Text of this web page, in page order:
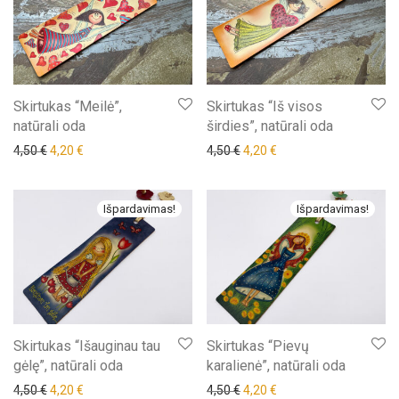
Skirtukas “Meilė”,
natūrali oda
4,50€Original price was: 4,50 €.
4,20 € Current price is: 4,20 €.
Skirtukas “Iš visos
širdies”, natūrali oda
4,50€Original price was: 4,50 €.
4,20 €
Išpardavimas!
Skirtukas “Išauginau tau
gėlę”, natūrali oda
4,50€Original price was: 4,50 €.
4,20 € Current price is: 4,20 €.
Išpardavimas!
Skirtukas “Pievų
karalienė”, natūrali oda
4,50€Original price was: 4,50 €.
4,20 €